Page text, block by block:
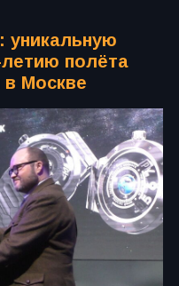
уникальную
полёта
в Москве